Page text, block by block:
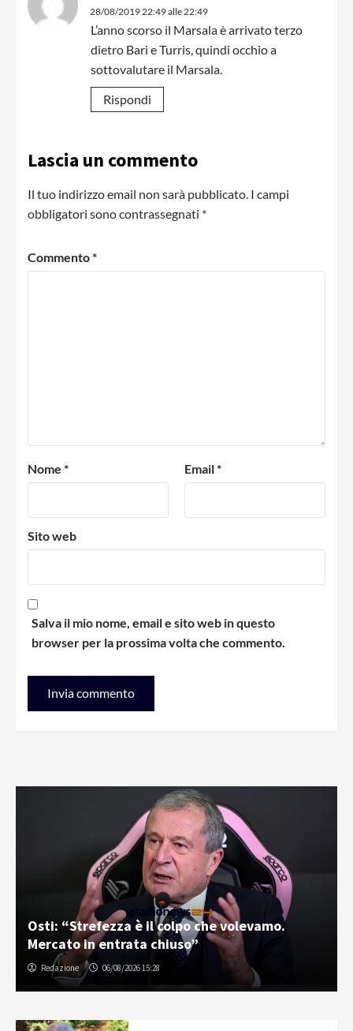
28/08/2019 22:49 alle 22:49
L’anno scorso il Marsala è arrivato terzo
dietro Bari e Turris, quindi occhio a
sottovalutare il Marsala.
Rispondi
Lascia un commento
Il tuo indirizzo email non sarà pubblicato. I campi
obbligatori sono contrassegnati *
Commento*
Nome * Email*
Sito web
Salva il mio nome, email e sito web in questo
browser per la prossima volta che commento.
Osti: “Strefezza è il colpo che volevamo.
Mercato in entrata chiuso”
Redazione 06/08/2026 15:28